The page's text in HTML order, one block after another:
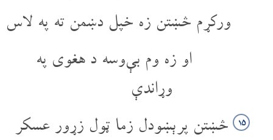
ورکړم څښتن زه خپل دښمن ته په لاس
او زه وم بې‌وسه د هغوی په
وړاندې
۱۵ څښتن پرېښودل زما ټول زړور عسکر